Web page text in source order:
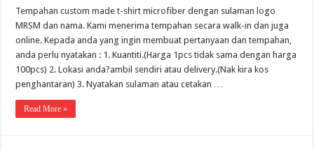
Tempahan custom made t-shirt microfiber dengan sulaman logo
MRSM dan nama. Kami menerima tempahan secara walk-in dan juga
online. Kepada anda yang ingin membuat pertanyaan dan tempahan,
anda perlu nyatakan : 1. Kuantiti.(Harga 1pcs tidak sama dengan harga
100pcs) 2. Lokasi anda?ambil sendiri atau delivery.(Nak kira kos
penghantaran) 3. Nyatakan sulaman atau cetakan …
Read More »